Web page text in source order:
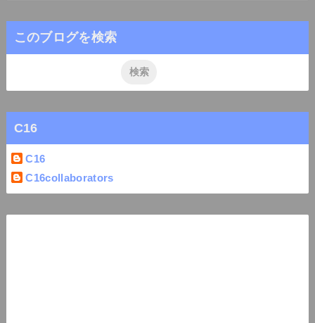
このブログを検索
C16
C16
C16collaborators